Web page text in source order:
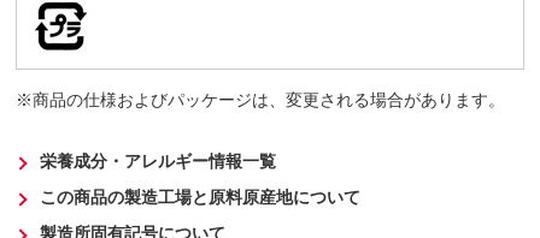
商品の仕様およびパッケージは、変更される場合があります。
栄養成分・アレルギー情報一覧
この商品の製造工場と原料原産地について
製造所固有記号について